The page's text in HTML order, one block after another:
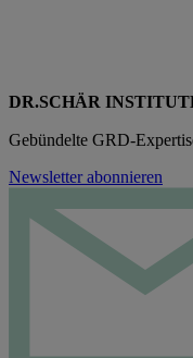
DR.SCHÄR
Gebündelte GRD-
Newsletter abonnieren